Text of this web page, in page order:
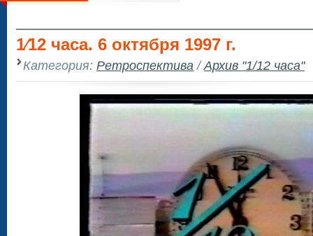
1⁄12 часа. 6 октября 1997 г.
Категория: Ретроспектива /Архив "1/12 часа"